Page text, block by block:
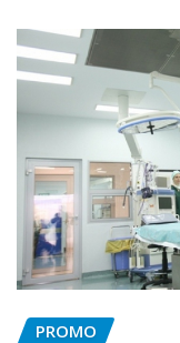
PROMO